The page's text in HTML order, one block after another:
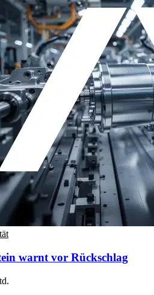
warnt vor Rückschlag